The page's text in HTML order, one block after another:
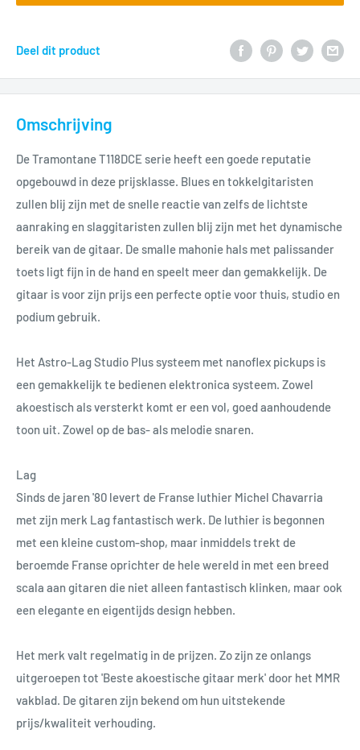
Deel dit product
Omschrijving
De Tramontane T118DCE serie heeft een goede reputatie
opgebouwd in deze prijsklasse. Blues en tokkelgitaristen
zullen blij zijn met de snelle reactie van zelfs de lichtste
aanraking en slaggitaristen zullen blij zijn met het dynamische
bereik van de gitaar. De smalle mahonie hals met palissander
toets ligt fijn in de hand en speelt meer dan gemakkelijk. De
gitaar is voor zijn prijs een perfecte optie voor thuis, studio en
podium gebruik.
Het Astro-Lag Studio Plus systeem met nanoflex pickups is
een gemakkelijk te bedienen elektronica systeem. Zowel
akoestisch als versterkt komt er een vol, goed aanhoudende
toon uit. Zowel op de bas- als melodie snaren.
Lag
Sinds de jaren '80 levert de Franse luthier Michel Chavarria
met zijn merk Lag fantastisch werk. De luthier is begonnen
met een kleine custom-shop, maar inmiddels trekt de
beroemde Franse oprichter de hele wereld in met een breed
scala aan gitaren die niet alleen fantastisch klinken, maar ook
een elegante en eigentijds design hebben.
Het merk valt regelmatig in de prijzen. Zo zijn ze onlangs
uitgeroepen tot 'Beste akoestische gitaar merk' door het MMR
vakblad. De gitaren zijn bekend om hun uitstekende
prijs/kwaliteit verhouding.